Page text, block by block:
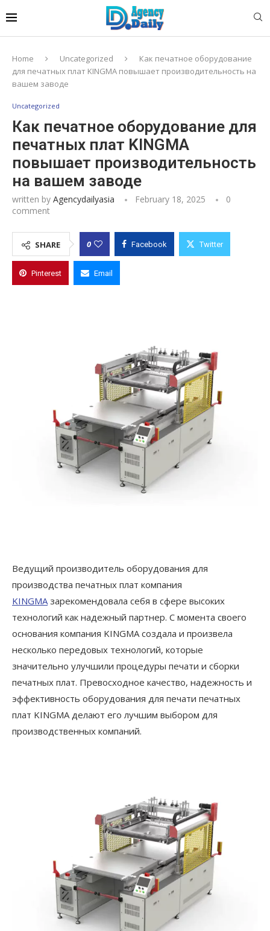
Home Uncategorized
Как печатное оборудование
для печатных плат KINGMA повышает производительность на
вашем заводе
Uncategorized
Как печатное оборудование для
печатных плат KINGMA
повышает производительность
на вашем заводе
written by Agencydailyasia February 18, 2025
0
comment
SHARE 0 Facebook Twitter
Pinterest Email
Ведущий производитель оборудования для
производства печатных плат компания
KINGMA зарекомендовала себя в сфере высоких
технологий как надежный партнер. С момента своего
основания компания KINGMA создала и произвела
несколько передовых технологий, которые
значительно улучшили процедуры печати и сборки
печатных плат. Превосходное качество, надежность и
эффективность оборудования для печати печатных
плат KINGMA делают его лучшим выбором для
производственных компаний.